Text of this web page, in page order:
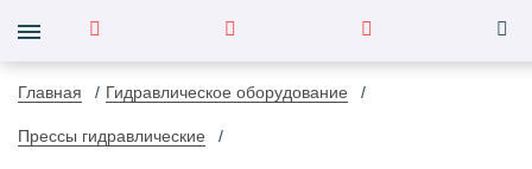
Главная Гидравлическое оборудование
Прессы гидравлические